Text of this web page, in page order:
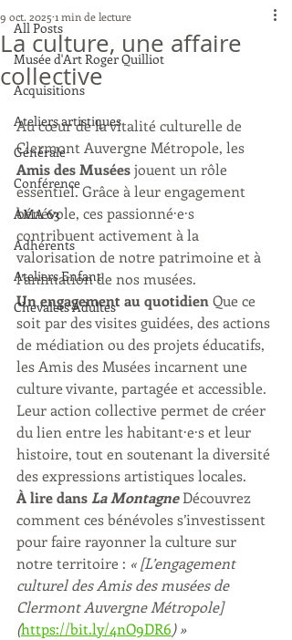
All Posts
Musée d'Art Roger Quilliot
Acquisitions
Ateliers artistiques
Générale
Conférence
AMA 63
Adhérents
Ateliers Enfant
Chevalets Adultes
La culture, une affaire
collective
9 oct. 2025 1 min de lecture
Au cœur de la vitalité culturelle de
Clermont Auvergne Métropole, les
Amis des Musées jouent un rôle
essentiel. Grâce à leur engagement
bénévole, ces passionné·e·s
contribuent activement à la
valorisation de notre patrimoine et à
l’animation de nos musées.
Un engagement au quotidien Que ce
soit par des visites guidées, des actions
de médiation ou des projets éducatifs,
les Amis des Musées incarnent une
culture vivante, partagée et accessible.
Leur action collective permet de créer
du lien entre les habitant·e·s et leur
histoire, tout en soutenant la diversité
des expressions artistiques locales.
À lire dans La Montagne Découvrez
comment ces bénévoles s’investissent
pour faire rayonner la culture sur
notre territoire : « [L’engagement
culturel des Amis des musées de
Clermont Auvergne Métropole]
(https://bit.ly/4nO9DR6) »